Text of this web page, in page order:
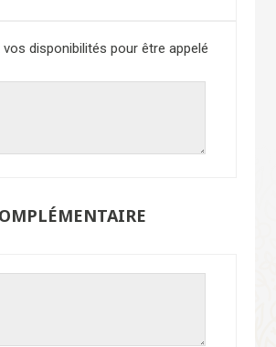
disponibilités pour être appelé